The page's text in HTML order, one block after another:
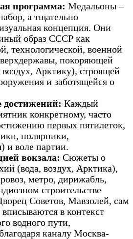
программа: Медальоны –
а тщательно
концепция. Они
образ СССР как
технологической, военной
покоряющей
Арктику), строящей
и заботящейся о
достижений: Каждый
конкретному, часто
первых пятилеток,
полярники,
и воле партии.
вокзала: Сюжеты о
(вода, воздух, Арктика),
метро, дирижабль,
строительстве
Советов, Мавзолей, сам
в контекст
водного пути,
каналу Москва-